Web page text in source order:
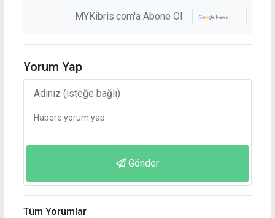
MYKibris.com'a Abone Ol
Yorum Yap
Gönder
Tüm Yorumlar